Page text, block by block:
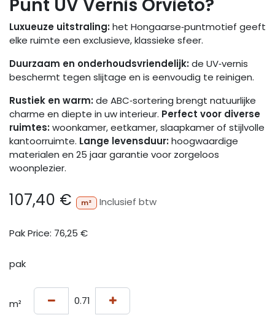
Punt UV Vernis Orvieto?
Luxueuze uitstraling:het Hongaarse‑puntmotief geeft
elke ruimte een exclusieve, klassieke sfeer.
Duurzaam en onderhoudsvriendelijk:de UV‑vernis
beschermt tegen slijtage en is eenvoudig te reinigen.
Rustiek en warm:de ABC‑sortering brengt natuurlijke
charme en diepte in uw interieur. Perfect voor diverse
ruimtes:woonkamer, eetkamer, slaapkamer of stijlvolle
kantoorruimte. Lange levensduur:hoogwaardige
materialen en 25 jaar garantie voor zorgeloos
woonplezier.
107,40 € m² Inclusief btw
Pak Price: 76,25 €
pak
m²